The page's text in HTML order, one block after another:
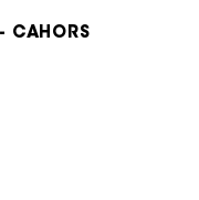
CAHORS